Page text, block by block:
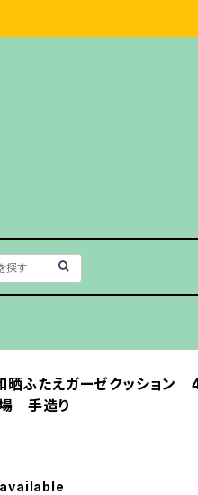
晒ふたえガーゼクッション
手造り